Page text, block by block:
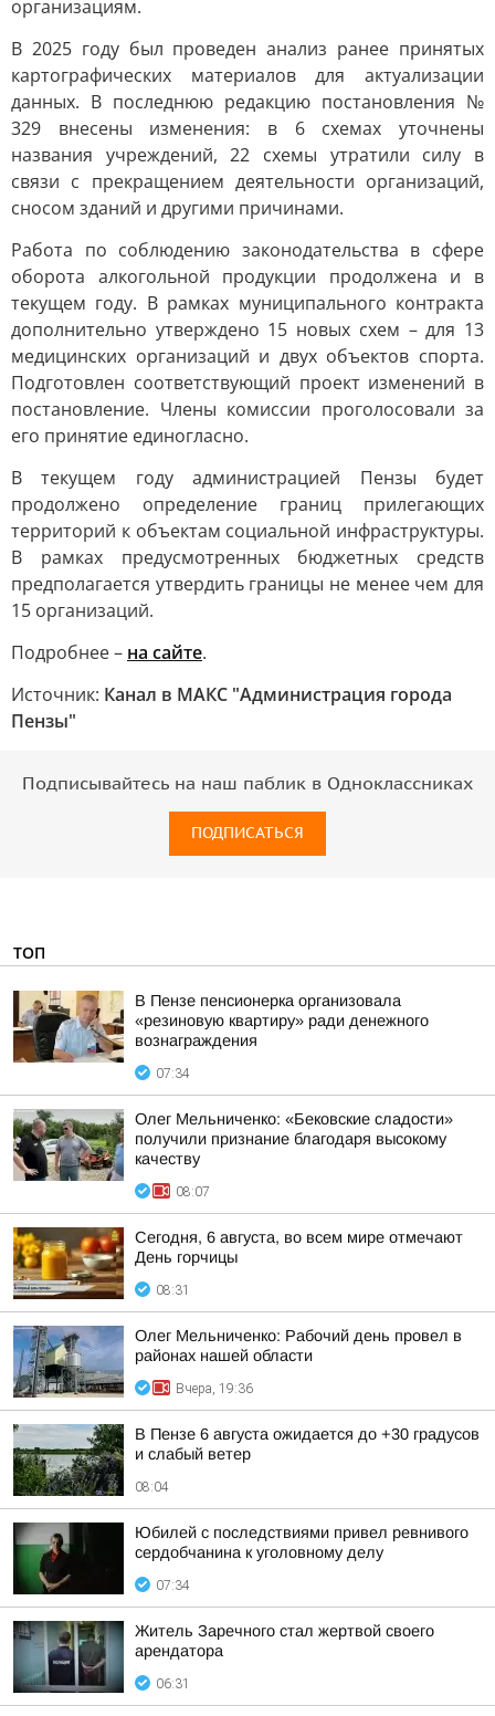
организациям.
В 2025 году был проведен анализ ранее принятых
картографических материалов для актуализации
данных. В последнюю редакцию постановления №
329 внесены изменения: в 6 схемах уточнены
названия учреждений, 22 схемы утратили силу в
связи с прекращением деятельности организаций,
сносом зданий и другими причинами.
Работа по соблюдению законодательства в сфере
оборота алкогольной продукции продолжена и в
текущем году. В рамках муниципального контракта
дополнительно утверждено 15 новых схем – для 13
медицинских организаций и двух объектов спорта.
Подготовлен соответствующий проект изменений в
постановление. Члены комиссии проголосовали за
его принятие единогласно.
В текущем году администрацией Пензы будет
продолжено определение границ прилегающих
территорий к объектам социальной инфраструктуры.
В рамках предусмотренных бюджетных средств
предполагается утвердить границы не менее чем для
15 организаций.
Подробнее – на сайте.
Источник: Канал в МАКС "Администрация города
Пензы"
Подписывайтесь на наш паблик в Одноклассниках
ПОДПИСАТЬСЯ
ТОП
В Пензе пенсионерка организовала
«резиновую квартиру» ради денежного
вознаграждения
07:34
Олег Мельниченко: «Бековские сладости»
получили признание благодаря высокому
качеству
08:07
Сегодня, 6 августа, во всем мире отмечают
День горчицы
08:31
Олег Мельниченко: Рабочий день провел в
районах нашей области
Вчера, 19:36
В Пензе 6 августа ожидается до +30 градусов
и слабый ветер
08:04
Юбилей с последствиями привел ревнивого
сердобчанина к уголовному делу
07:34
Житель Заречного стал жертвой своего
арендатора
06:31